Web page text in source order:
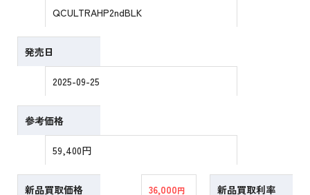
QCULTRAHP2ndBLK
発売日
2025-09-25
参考価格
59,400円
新品買取価格 36,000円 新品買取利率